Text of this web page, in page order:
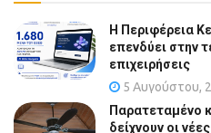
Η Περιφέρεια
επενδύει στην
επιχειρήσεις
5 Αυγούστου,
Παρατεταμένο
δείχνουν οι